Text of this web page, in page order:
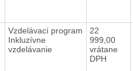
Vzdelávací program
Inkluzívne
vzdelávanie
22
999,00
vrátane
DPH